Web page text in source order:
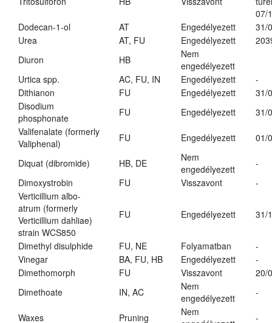
07/
Dodecan-1-ol
AT Engedélyezett
31/
Urea
AT, FU Engedélyezett
Diuron
HB
Nem
engedélyezett
Urtica spp.
AC, FU, IN Engedélyezett
-
Dithianon
FU Engedélyezett
31/
Disodium
phosphonate
FU Engedélyezett
31/
Valifenalate (formerly
Valiphenal)
FU Engedélyezett 01/
Diquat (dibromide) HB, DE
Nem
engedélyezett
-
Dimoxystrobin
FU Visszavont
-
Verticillium albo-
atrum (formerly
Verticillium dahliae)
strain WCS850
FU Engedélyezett 31/
Dimethyl disulphide FU, NE Folyamatban
-
Vinegar
BA, FU, HB Engedélyezett
-
Dimethomorph
FU Visszavont
20/
Dimethoate
IN, AC
Nem
engedélyezett
-
Waxes Pruning
Nem
-